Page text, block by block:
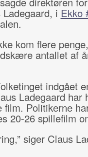
i Ekko
kom flere
antallet af
indgået
Ladegaard har
Politikerne
20-26 spillefilm
siger Claus